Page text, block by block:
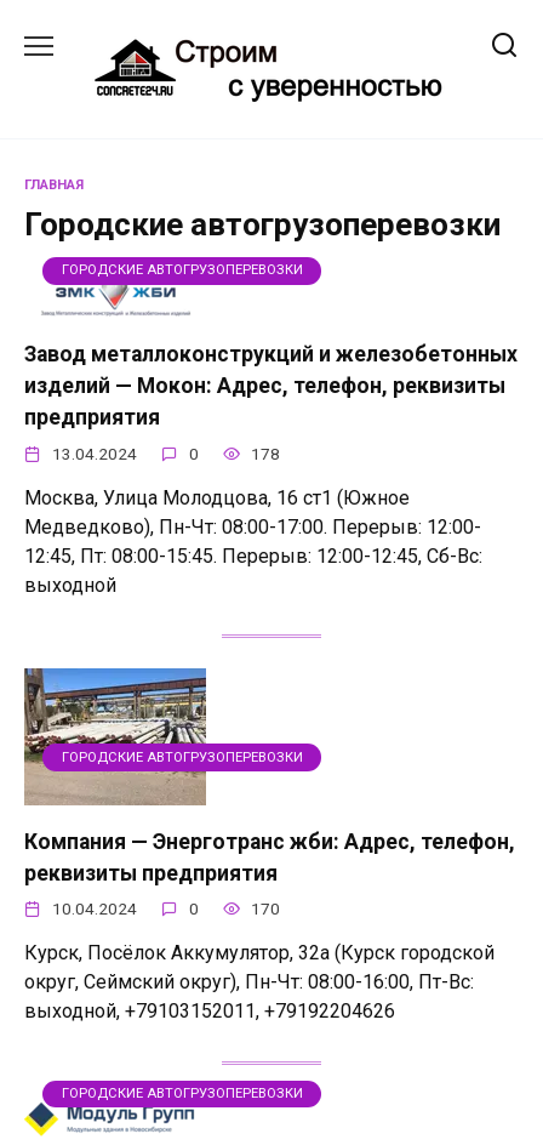
содержанию
ГЛАВНАЯ
Городские автогрузоперевозки
ГОРОДСКИЕ АВТОГРУЗОПЕРЕВОЗКИ
Завод металлоконструкций и железобетонных
изделий — Мокон: Адрес, телефон, реквизиты
предприятия
13.04.2024 0 178
Москва, Улица Молодцова, 16 ст1 (Южное
Медведково), Пн-Чт: 08:00-17:00. Перерыв: 12:00-
12:45, Пт: 08:00-15:45. Перерыв: 12:00-12:45, Сб-Вс:
выходной
ГОРОДСКИЕ АВТОГРУЗОПЕРЕВОЗКИ
Компания — Энерготранс жби: Адрес, телефон,
реквизиты предприятия
10.04.2024 0 170
Курск, Посёлок Аккумулятор, 32а (Курск городской
округ, Сеймский округ), Пн-Чт: 08:00-16:00, Пт-Вс:
выходной, +79103152011, +79192204626
ГОРОДСКИЕ АВТОГРУЗОПЕРЕВОЗКИ